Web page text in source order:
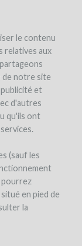
le contenu
relatives aux
de notre site
publicité et
d'autres
qu'ils ont
(sauf les
pourrez
en pied de
la
CELLAR